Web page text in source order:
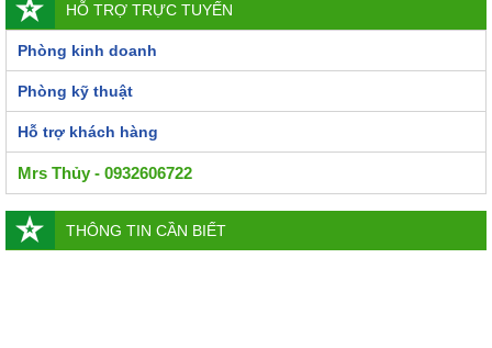
HỖ TRỢ TRỰC TUYẾN
Phòng kinh doanh
Phòng kỹ thuật
Hỗ trợ khách hàng
Mrs Thủy - 0932606722
THÔNG TIN CẦN BIẾT